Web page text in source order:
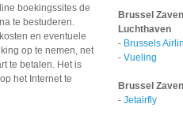
boekingssites de
te bestuderen.
en eventuele
op te nemen, net
te betalen. Het is
het Internet te
Brussel
Luchthaven
- Brussels
-Vueling
Brussel
-Jetairfly